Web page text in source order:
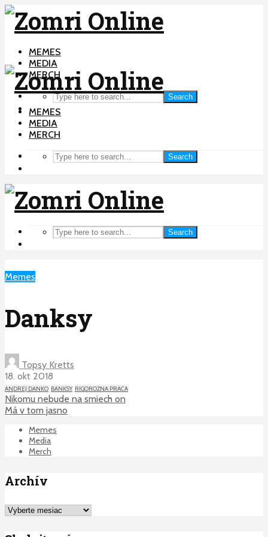
MEMES
MEDIA
MERCH
Search
MEMES
MEDIA
MERCH
Search
Search
Memes
Danksy
Topsy Kretts
18. okt 2018
ANDREJ DANKO BANKSY RIGOROZNA PRACA
Nikomu nebude na smiech on
Má v tom jasno
Memes
Media
Merch
Archív
Archív